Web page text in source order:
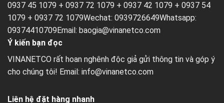
0937 45 1079 + 0937 72 1079 + 0937 42 1079 + 0937 54
1079 + 0937 72 1079Wechat: 0939726649Whatsapp:
09374410709Email: baogia@vinanetco.com
Ý kiến bạn đọc
VINANETCO rất hoan nghênh độc giả gửi thông tin và góp ý
cho chúng tôi! Email: info@vinanetco.com
Liên hệ đặt hàng nhanh